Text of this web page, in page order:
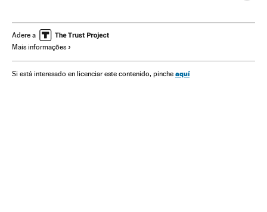
Redes sociais Estados Unidos
Privacidade internet
Empresas América Delitos Economia
Adere a
Mais informações
Si está interesado en licenciar este contenido, pinche aquí